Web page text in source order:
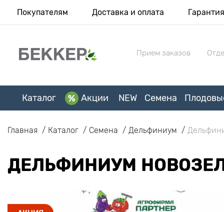
Покупателям Доставка и оплата Гарантия
Прием заказов
Каталог Акции NEW Семена
Главная Каталог Семена Дельфиниум
ДЕЛЬФИНИУМ